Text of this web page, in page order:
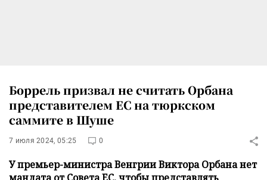
Боррель призвал не считать Орбана
представителем ЕС на тюркском
саммите в Шуше
7 июля 2024, 05:25 0
У премьер-министра Венгрии Виктора Орбана нет